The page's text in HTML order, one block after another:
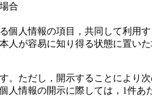
合
人情報の項目，共同して利用
人が容易に知り得る状態に置い
ただし，開示することにより
情報の開示に際しては，1件あ